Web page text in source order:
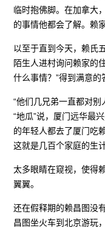
临时抱佛脚。在加拿大
的事情他都会了解。赖
以至于直到今天，赖氏
陌生人进村询问赖家的
什么事情？”得到满意的
“他们几兄弟一直都对
“地瓜”说，厦门远华最
的年轻人都去了厦门吃
这就是几百个家庭的生
太多眼睛在窥视，使得
翼翼。
还在假释期的赖昌图没
昌图坐火车到北京游玩